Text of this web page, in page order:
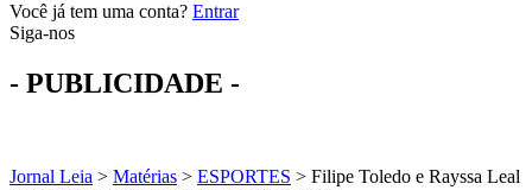
Você já tem uma conta? Entrar
Siga-nos
- PUBLICIDADE -
Jornal Leia > Matérias > ESPORTES > Filipe Toledo e Rayssa Leal